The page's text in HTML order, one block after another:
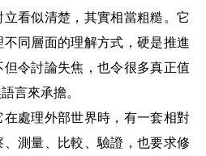
看似清楚，其實相當粗糙。它
同層面的理解方式，硬是推進
令討論失焦，也令很多真正值
言來承擔。
處理外部世界時，有一套相對
測量、比較、驗證，也要求修